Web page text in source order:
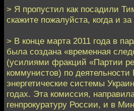
> Я пропустил как посадили
скажите пожалуйста, когда и
> В конце марта 2011 года в
была создана «временная
(усилиями фракций «Партии
коммунистов) по
энергетические системы
годах. Эта комиссия,
генпрокуратуру России, и в